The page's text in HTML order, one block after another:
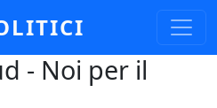
- Noi per il